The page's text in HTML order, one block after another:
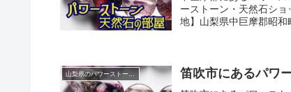
ーストーン・天然石シ
地】山梨県中巨摩郡昭
笛吹市にあるパワ